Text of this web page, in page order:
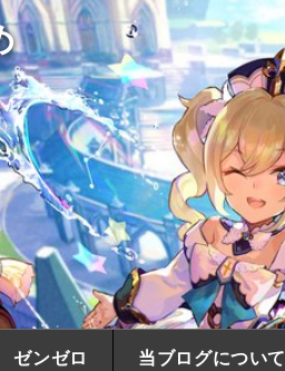
ゼンゼロ 当ブログについて